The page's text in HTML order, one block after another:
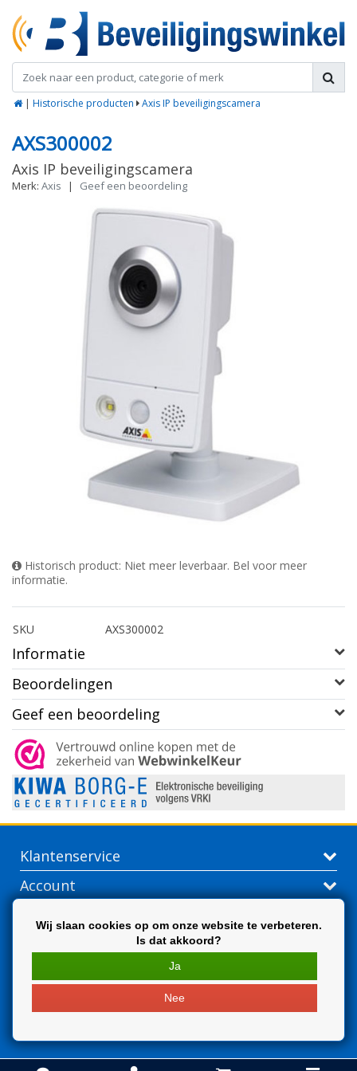
| Historische producten Axis IP beveiligingscamera
AXS300002
Axis IP beveiligingscamera
Merk: Axis | Geef een beoordeling
Historisch product: Niet meer leverbaar. Bel voor meer
informatie.
SKU AXS300002
Informatie
Beoordelingen
Geef een beoordeling
Klantenservice
Account
Wij slaan cookies op om onze website te verbeteren.
Is dat akkoord?
Ja
Nee